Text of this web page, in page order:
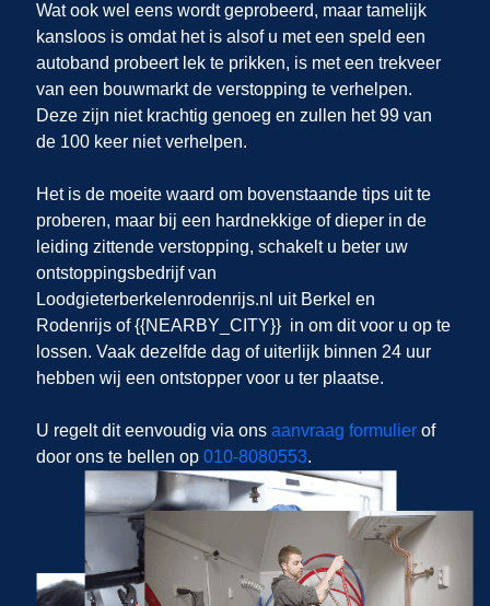
Wat ook wel eens wordt geprobeerd, maar tamelijk
kansloos is omdat het is alsof u met een speld een
autoband probeert lek te prikken, is met een trekveer
van een bouwmarkt de verstopping te verhelpen.
Deze zijn niet krachtig genoeg en zullen het 99 van
de 100 keer niet verhelpen.
Het is de moeite waard om bovenstaande tips uit te
proberen, maar bij een hardnekkige of dieper in de
leiding zittende verstopping, schakelt u beter uw
ontstoppingsbedrijf van
Loodgieterberkelenrodenrijs.nl uit Berkel en
Rodenrijs of {{NEARBY_CITY}} in om dit voor u op te
lossen. Vaak dezelfde dag of uiterlijk binnen 24 uur
hebben wij een ontstopper voor u ter plaatse.
U regelt dit eenvoudig via ons aanvraag formulierof
door ons te bellen op 010-8080553.